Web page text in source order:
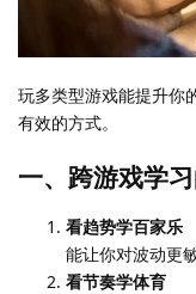
玩多类型游戏能提升你
有效的方式。
一、跨游戏学
看趋势学百家乐
能让你对波动更敏
看节奏学体育